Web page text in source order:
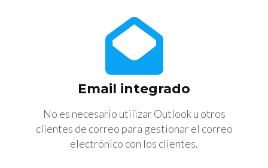
Email integrado
No es necesario utilizar Outlook u otros
clientes de correo para gestionar el correo
electrónico con los clientes.